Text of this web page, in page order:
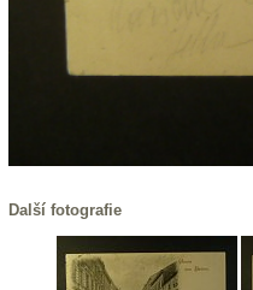
Další fotografie